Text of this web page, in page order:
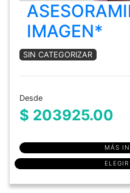
IMAGEN*
SIN CATEGORIZAR
Desde
$ 203925.00
MÁS